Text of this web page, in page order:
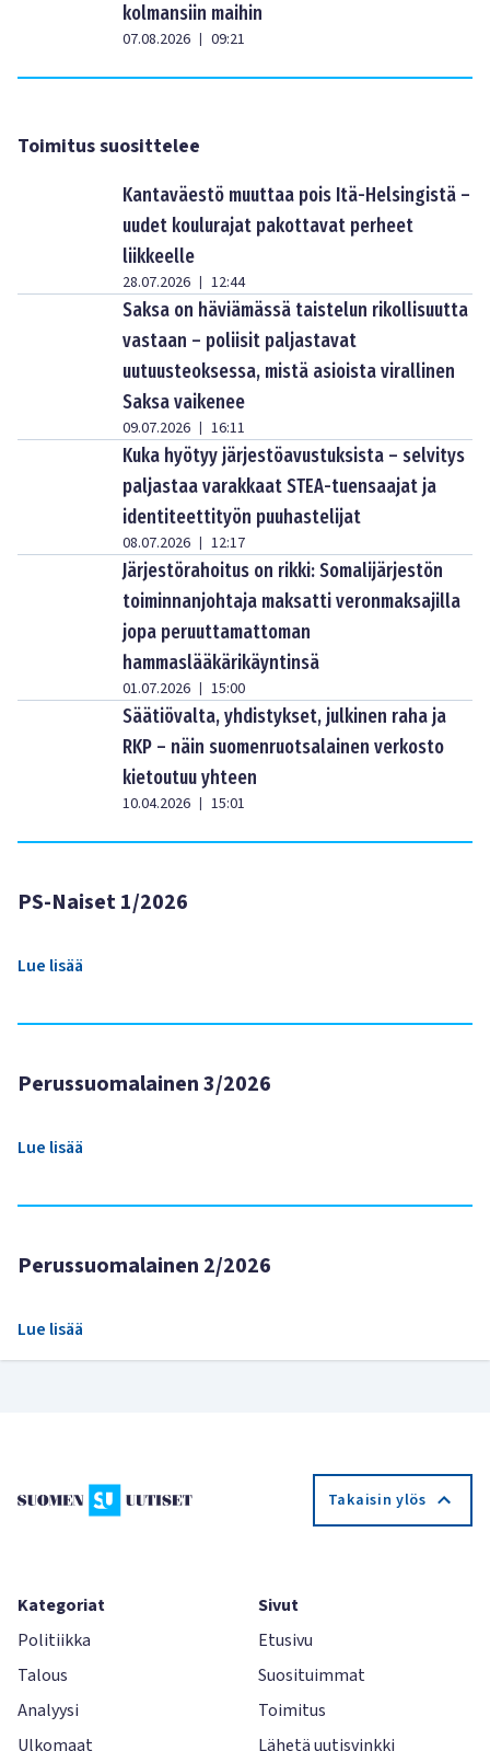
kolmansiin maihin
07.08.2026 | 09:21
Toimitus suosittelee
Kantaväestö muuttaa pois Itä-Helsingistä –
uudet koulurajat pakottavat perheet
liikkeelle
28.07.2026 | 12:44
Saksa on häviämässä taistelun rikollisuutta
vastaan – poliisit paljastavat
uutuusteoksessa, mistä asioista virallinen
Saksa vaikenee
09.07.2026 | 16:11
Kuka hyötyy järjestöavustuksista – selvitys
paljastaa varakkaat STEA-tuensaajat ja
identiteettityön puuhastelijat
08.07.2026 | 12:17
Järjestörahoitus on rikki: Somalijärjestön
toiminnanjohtaja maksatti veronmaksajilla
jopa peruuttamattoman
hammaslääkärikäyntinsä
01.07.2026 | 15:00
Säätiövalta, yhdistykset, julkinen raha ja
RKP – näin suomenruotsalainen verkosto
kietoutuu yhteen
10.04.2026 | 15:01
PS-Naiset 1/2026
Lue lisää
Perussuomalainen 3/2026
Lue lisää
Perussuomalainen 2/2026
Lue lisää
Takaisin ylös
Kategoriat
Politiikka
Talous
Analyysi
Ulkomaat
Sivut
Etusivu
Suosituimmat
Toimitus
Lähetä uutisvinkki